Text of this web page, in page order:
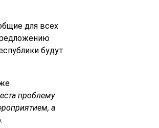
для всех
будут
проблему
а